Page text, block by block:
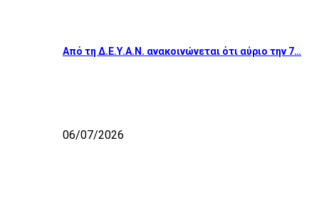
Από τη Δ.Ε.Υ.Α.Ν. ανακοινώνεται ότι αύριο την 7…
06/07/2026